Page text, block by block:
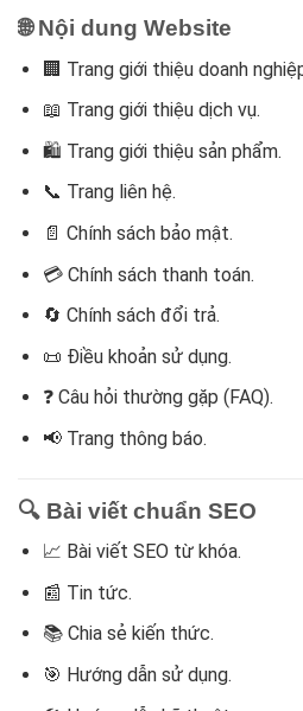
🌐 Nội dung Website
🏢 Trang giới thiệu doanh
📖 Trang giới thiệu dịch vụ.
🛍️ Trang giới thiệu sản phẩm.
📞 Trang liên hệ.
📄 Chính sách bảo mật.
💳 Chính sách thanh toán.
🔄 Chính sách đổi trả.
📜 Điều khoản sử dụng.
❓ Câu hỏi thường gặp (FAQ).
📢 Trang thông báo.
🔍 Bài viết chuẩn SEO
📈 Bài viết SEO từ khóa.
📰 Tin tức.
📚 Chia sẻ kiến thức.
🎯 Hướng dẫn sử dụng.